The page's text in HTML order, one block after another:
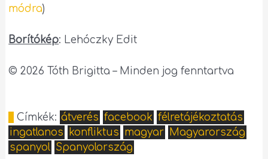
módra)
Borítókép: Lehóczky Edit
© 2026 Tóth Brigitta – Minden jog fenntartva
Címkék: átverés facebook félretájékoztatás
ingatlanos
konfliktus magyar Magyarország
spanyol Spanyolország